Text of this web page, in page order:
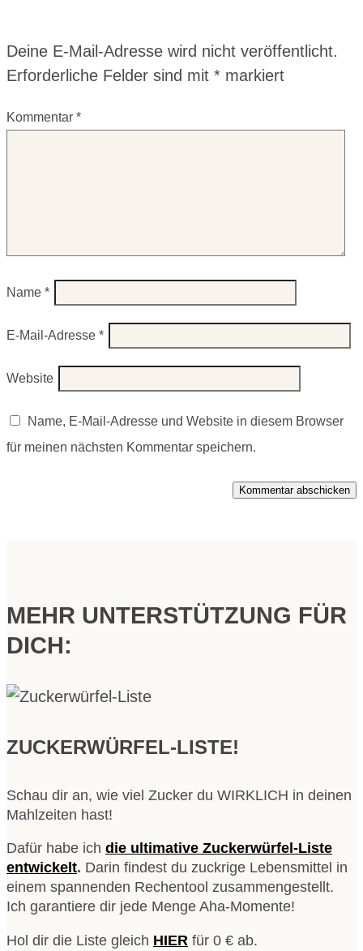
Deine E-Mail-Adresse wird nicht veröffentlicht.
Erforderliche Felder sind mit * markiert
Kommentar *
Name *
E-Mail-Adresse *
Website
Name, E-Mail-Adresse und Website in diesem Browser
für meinen nächsten Kommentar speichern.
Kommentar abschicken
MEHR UNTERSTÜTZUNG FÜR
DICH:
ZUCKERWÜRFEL-LISTE!
Schau dir an, wie viel Zucker du WIRKLICH in deinen
Mahlzeiten hast!
Dafür habe ich die ultimative Zuckerwürfel-Liste
entwickelt. Darin findest du zuckrige Lebensmittel in
einem spannenden Rechentool zusammengestellt.
Ich garantiere dir jede Menge Aha-Momente!
Hol dir die Liste gleich HIER für 0 € ab.